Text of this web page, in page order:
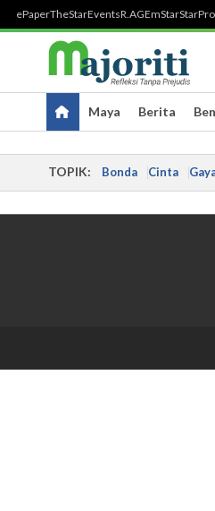
ePaperTheStarEventsR.AGEmStar
Maya Berita
TOPIK: Bonda Cinta